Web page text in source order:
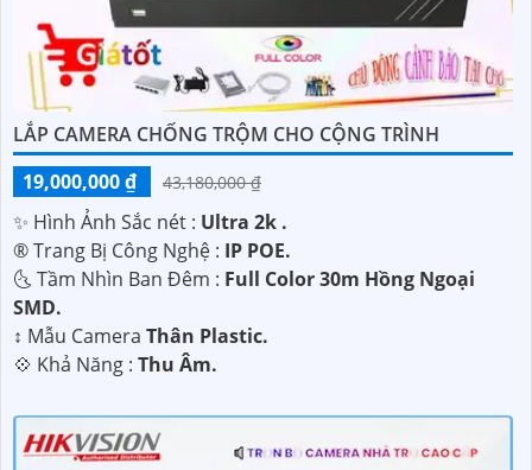
LẮP CAMERA CHỐNG TRỘM CHO CỘNG TRÌNH
19,000,000 ₫
43,180,000 ₫
✨ Hình Ảnh Sắc nét : Ultra 2k .
®️ Trang Bị Công Nghệ : IP POE.
🌜 Tầm Nhìn Ban Đêm : Full Color 30m Hồng Ngoại
SMD.
↕️ Mẫu Camera Thân Plastic.
️💠 Khả Năng : Thu Âm.